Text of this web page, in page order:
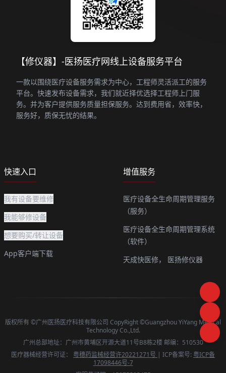
【修仪器】-医扬医疗网线上设备服务平台
一款以围绕医疗设备服务需求为中心，工程师灵活派工的服务
平台。快速发布设备需求，我们就近择优选择工程师上门服
务。并为客户提供服务质量担保服务。达到费用省，效率快，
服务好，质保无忧的结果。
快速入口
我有设备要维修
我能够修设备
想要购买/转让设备
App客户端下载
增值服务
医疗设备全生命周期管理服务
（服务）
医疗设备全生命周期管理系统
（软件）
天成快医修，
医扬修仪器
版权所有 ©广州医扬医疗科技有限公司 CopyRight ©Guangzhou YiYang Medical
Technology Co.,Ltd.
广州总部地址：广州市黄埔区开源大道11号B8栋2楼 邮编：510530
医疗器械经营许可证： 粤穗药监械经营许20221271号 | ICP备案号: 粤ICP备
17098446号-7